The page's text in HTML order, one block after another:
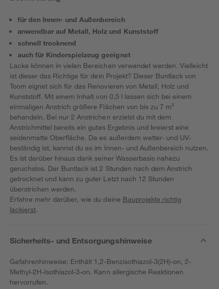
für den Innen- und Außenbereich
anwendbar auf Metall, Holz und Kunststoff
schnell trocknend
auch für Kinderspielzeug geeignet
Lacke können in vielen Bereichen verwendet werden. Vielleicht
ist dieser das Richtige für dein Projekt? Dieser Buntlack von
Toom eignet sich für das Renovieren von Metall, Holz und
Kunststoff. Mit einem Inhalt von 0,5 l lassen sich bei einem
einmaligen Anstrich größere Flächen von bis zu 7 m²
behandeln. Bei nur 2 Anstrichen erzielst du mit dem
Anstrichmittel bereits ein gutes Ergebnis und kreierst eine
seidenmatte Oberfläche. Da es außerdem wetter- und UV-
beständig ist, kannst du es im Innen- und Außenbereich nutzen.
Es ist darüber hinaus dank seiner Wasserbasis nahezu
geruchslos. Der Buntlack ist 2 Stunden nach dem Anstrich
getrocknet und kann zu guter Letzt nach 12 Stunden
überstrichen werden.
Erfahre mehr darüber, wie du deine Bauprojekte richtig
lackierst.
Sicherheits- und Entsorgungshinweise
Gefahrenhinweise: Enthält 1,2-Benzisothiazol-3(2H)-on, 2-
Methyl-2H-Isothiazol-3-on. Kann allergische Reaktionen
hervorrufen.